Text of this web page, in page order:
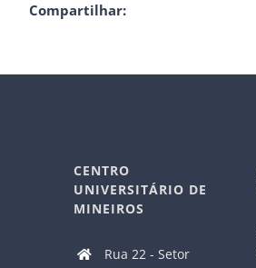
Compartilhar:
CENTRO
UNIVERSITÁRIO DE
MINEIROS
Rua 22 - Setor